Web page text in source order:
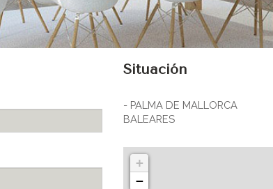
Situación
- PALMA DE MALLORCA
BALEARES
+
−